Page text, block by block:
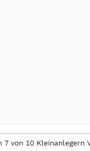
7 von 10